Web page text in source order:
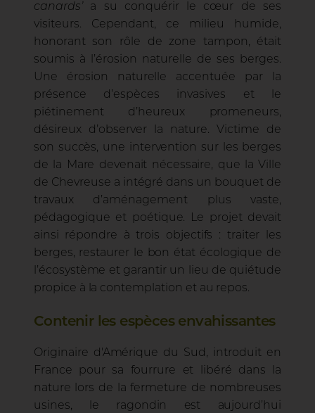
canards’a su conquérir le cœur de ses
visiteurs. Cependant, ce milieu humide,
honorant son rôle de zone tampon, était
soumis à l’érosion naturelle de ses berges.
Une érosion naturelle accentuée par la
présence d’espèces invasives et le
piétinement d’heureux promeneurs,
désireux d’observer la nature. Victime de
son succès, une intervention sur les berges
de la Mare devenait nécessaire, que la Ville
de Chevreuse a intégré dans un bouquet de
travaux d’aménagement plus vaste,
pédagogique et poétique. Le projet devait
ainsi répondre à trois objectifs : traiter les
berges, restaurer le bon état écologique de
l’écosystème et garantir un lieu de quiétude
propice à la contemplation et au repos.
Contenir les espèces envahissantes
Originaire d'Amérique du Sud, introduit en
France pour sa fourrure et libéré dans la
nature lors de la fermeture de nombreuses
usines, le ragondin est aujourd’hui